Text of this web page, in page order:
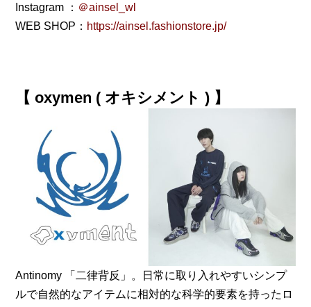
Instagram ： ＠ainsel_wl
WEB SHOP： https://ainsel.fashionstore.jp/
【 oxymen ( オキシメント ) 】
Antinomy 「二律背反」。日常に取り入れやすいシンプ
ルで自然的なアイテムに相対的な科学的要素を持ったロ